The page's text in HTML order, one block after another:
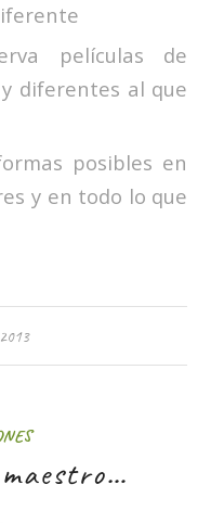
películas de
diferentes al que
posibles en
y en todo lo que